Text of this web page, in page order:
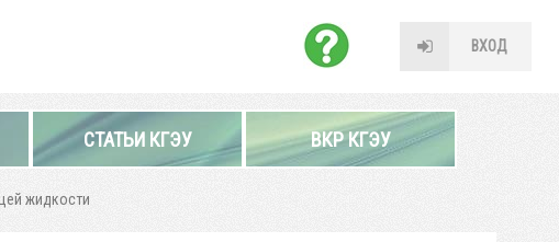
ВХОД
СТАТЬИ КГЭУ ВКР КГЭУ
жидкости